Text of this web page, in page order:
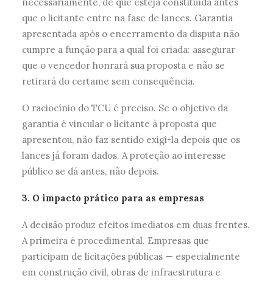
que o licitante entre na fase de lances. Garantia
apresentada após o encerramento da disputa não
cumpre a função para a qual foi criada: assegurar
que o vencedor honrará sua proposta e não se
retirará do certame sem consequência.
O raciocínio do TCU é preciso. Se o objetivo da
garantia é vincular o licitante à proposta que
apresentou, não faz sentido exigi-la depois que os
lances já foram dados. A proteção ao interesse
público se dá antes, não depois.
3. O impacto prático para as empresas
A decisão produz efeitos imediatos em duas frentes.
A primeira é procedimental. Empresas que
participam de licitações públicas — especialmente
em construção civil, obras de infraestrutura e